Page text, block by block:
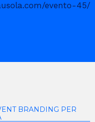
evento-45/
BRANDING PER